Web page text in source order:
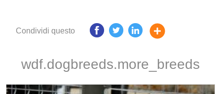
Condividi questo
wdf.dogbreeds.more_breeds